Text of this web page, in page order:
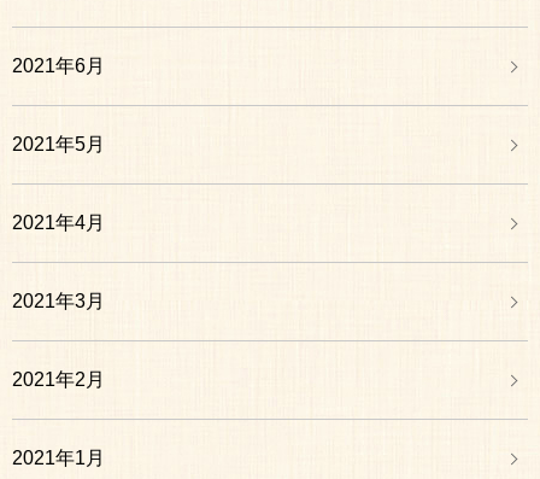
2021年6月
2021年5月
2021年4月
2021年3月
2021年2月
2021年1月